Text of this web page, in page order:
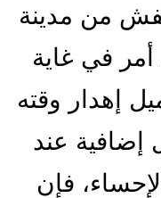
من مدينة
أمر في غاية
إهدار وقته
إضافية عند
فإن